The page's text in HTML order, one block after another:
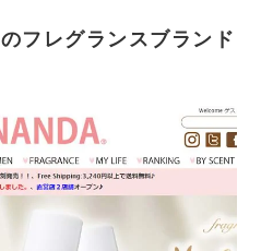
フレグランスブランド